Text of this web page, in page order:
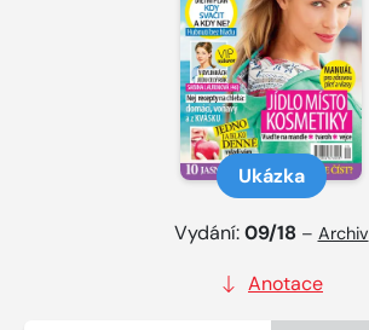
Ukázka
Vydání:09/18 – Archiv
Anotace